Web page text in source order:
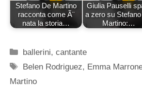
Stefano De Martino
racconta come Ã¨
nata la storia…
Giulia Pauselli
a zero su
Martino:…
Categorie
ballerini,cantante
Tag
Belen Rodriguez, Emma
Martino